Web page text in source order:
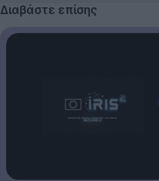
Διαβάστε επίσης